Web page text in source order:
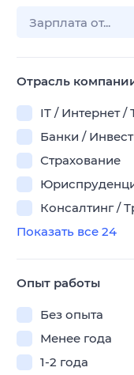
Отрасль
IT / Интернет /
Банки /
Страхование
Консалтинг /
Показать все 24
Опыт работы
Без опыта
Менее года
1-2 года